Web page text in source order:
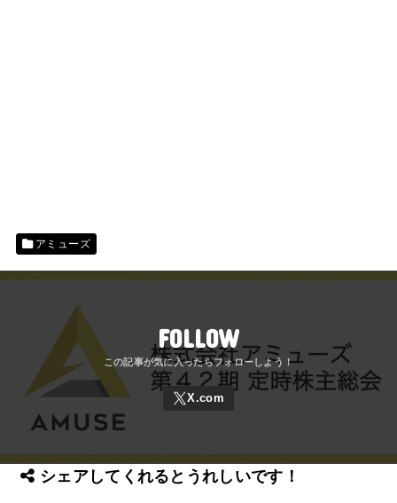
アミューズ
FOLLOW
シェアしてくれるとうれしいです！